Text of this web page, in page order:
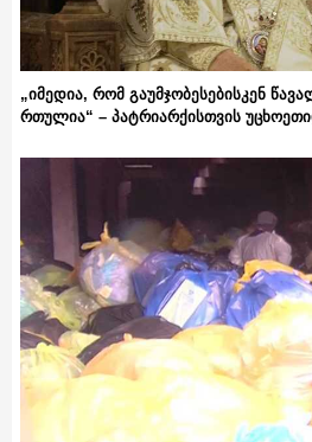
„იმედია, რომ გაუმჯობესებისკენ
რთულია“ – პატრიარქისთვის